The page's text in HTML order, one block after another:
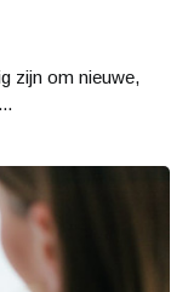
zijn om nieuwe,